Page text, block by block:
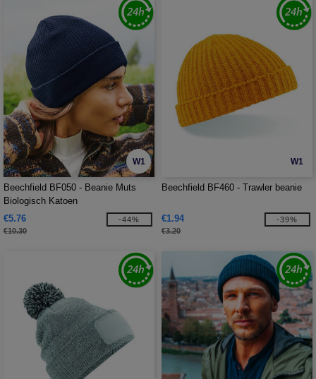
W1
Beechfield BF050 - Beanie Muts
Biologisch Katoen
€5.76
€10.30
-44%
W1
Beechfield BF460 - Trawler beanie
€1.94
€3.20
-39%